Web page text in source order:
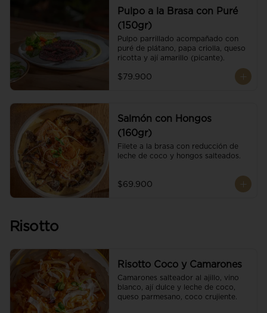
Pulpo a la Brasa con Puré
(150gr)
Pulpo parrillado acompañado con
puré de plátano, papa criolla, queso
ricotta y ají amarillo (picante).
$79.900
Salmón con Hongos
(160gr)
Filete a la brasa con reducción de
leche de coco y hongos salteados.
$69.900
Risotto
Risotto Coco y Camarones
Camarones salteador al ajillo, vino
blanco, ají dulce y leche de coco,
queso parmesano, coco crujiente.